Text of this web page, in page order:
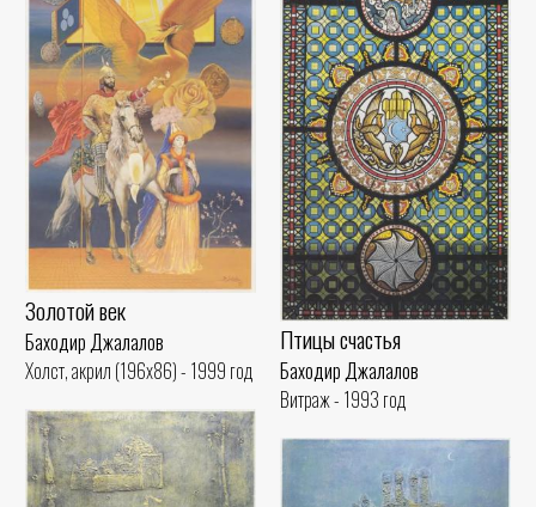
Золотой век
Баходир Джалалов
Холст, акрил (196x86) - 1999 год
Птицы счастья
Баходир Джалалов
Витраж - 1993 год